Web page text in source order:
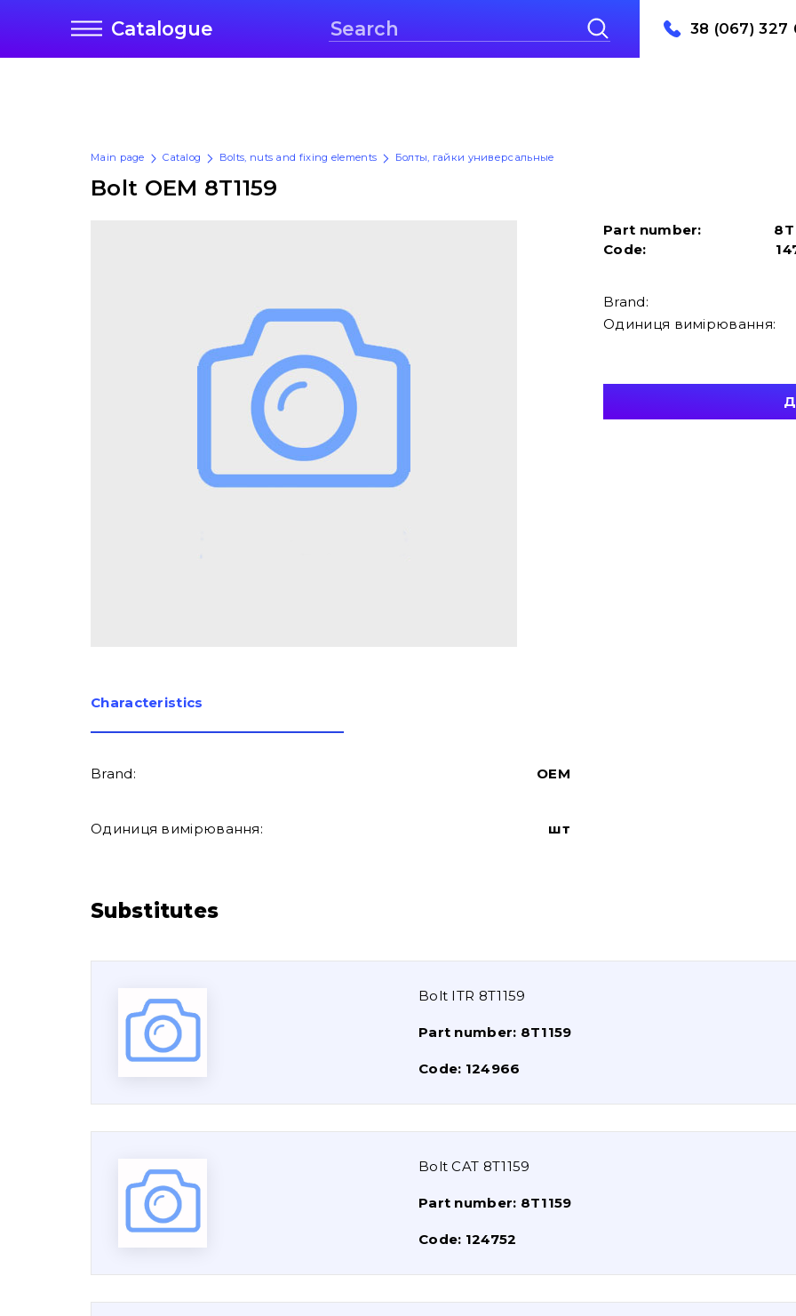
Catalogue 38 (067) 327
Main page Catalog Bolts, nuts and fixing elements Болты, гайки универсальные
Bolt OEM 8T1159
Part number:
Code:
Brand:
Одиниця вимірювання:
Сharacteristics
Brand: OEM
Одиниця вимірювання: шт
Substitutes
Bolt ITR 8T1159
Part number: 8T1159
Code: 124966
Bolt CAT 8T1159
Part number: 8T1159
Code: 124752